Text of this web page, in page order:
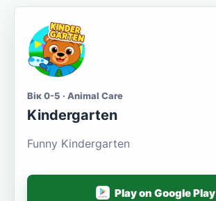
Вік 0-5 · Animal Care
Kindergarten
Funny Kindergarten
Play on Google Play